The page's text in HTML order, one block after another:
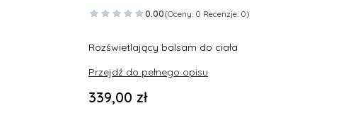
0.00(Oceny: 0 Recenzje: 0)
Rozświetlający balsam do ciała
Przejdź do pełnego opisu
Cena
339,00 zł